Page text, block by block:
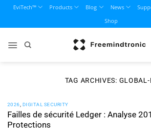
content
EviTech™ Products Blog News
Shop
TAG ARCHIVES: GLOBAL-
2026 DIGITAL SECURITY
Failles de sécurité Ledger : Analyse
Protections